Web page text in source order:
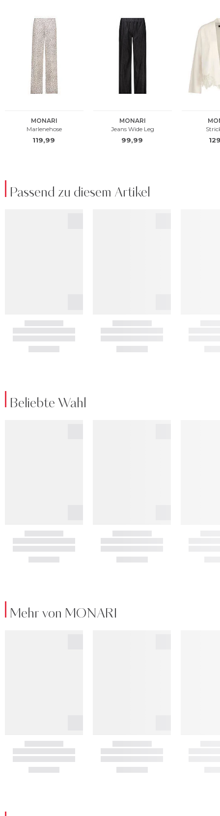
Passend zu diesem Artikel
Beliebte Wahl
Mehr von MONARI